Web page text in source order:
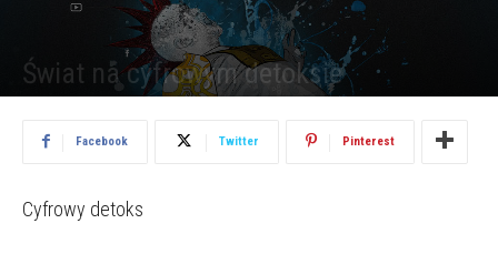
Świat na cyfrowym detoksie
Facebook Twitter Pinterest
Cyfrowy detoks